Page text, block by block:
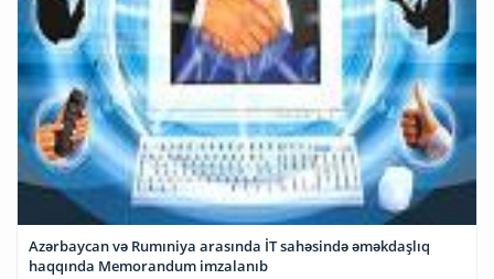
Azərbaycan və Rumıniya arasında İT sahəsində əməkdaşlıq
haqqında Memorandum imzalanıb